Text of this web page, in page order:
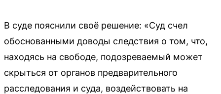
В суде пояснили своё решение: «Суд счел
обоснованными доводы следствия о том, что,
находясь на свободе, подозреваемый может
скрыться от органов предварительного
расследования и суда, воздействовать на